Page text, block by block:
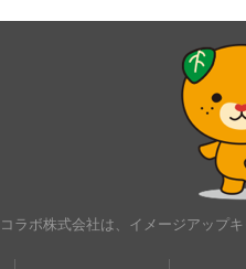
ラボ株式会社は、イメージアップ